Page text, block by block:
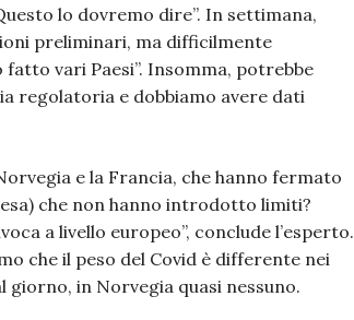
lo dovremo dire”. In settimana,
preliminari, ma difficilmente
vari Paesi”. Insomma, potrebbe
regolatoria e dobbiamo avere dati
e la Francia, che hanno fermato
che non hanno introdotto limiti?
a livello europeo”, conclude l’esperto.
che il peso del Covid è differente nei
in Norvegia quasi nessuno.